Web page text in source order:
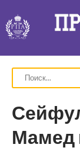
Мамед